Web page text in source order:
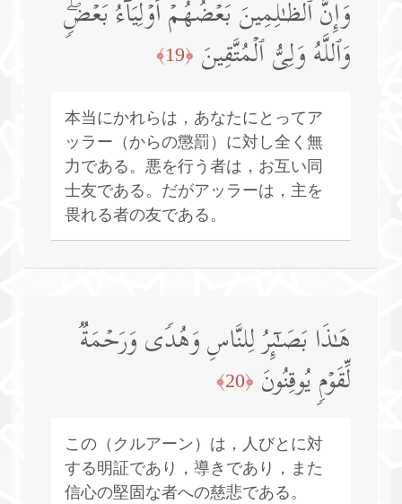
وَإِنَّ ٱلظَّـٰلِمِینَ بَعۡضُهُمۡ أَوۡلِیَاۤءُ بَعۡضࣲۖ
وَٱللَّهُ وَلِیُّ ٱلۡمُتَّقِینَ ﴿19﴾
本当にかれらは，あなたにとってア
ッラー（からの懲罰）に対し全く無
力である。悪を行う者は，お互い同
士友である。だがアッラーは，主を
畏れる者の友である。
هَـٰذَا بَصَـٰۤىِٕرُ لِلنَّاسِ وَهُدࣰى وَرَحۡمَةࣱ
لِّقَوۡمࣲ یُوقِنُونَ ﴿20﴾
この（クルアーン）は，人びとに対
する明証であり，導きであり，また
信心の堅固な者への慈悲である。